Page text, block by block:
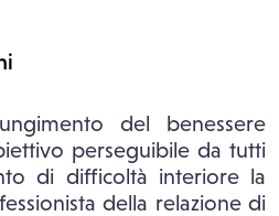
del benessere
perseguibile da tutti
di difficoltà interiore la
della relazione di